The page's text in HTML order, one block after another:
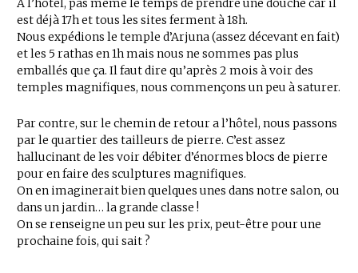
A l’hôtel, pas même le temps de prendre une douche car il
est déjà 17h et tous les sites ferment à 18h.
Nous expédions le temple d’Arjuna (assez décevant en fait)
et les 5 rathas en 1h mais nous ne sommes pas plus
emballés que ça. Il faut dire qu’après 2 mois à voir des
temples magnifiques, nous commençons un peu à saturer.
Par contre, sur le chemin de retour a l’hôtel, nous passons
par le quartier des tailleurs de pierre. C’est assez
hallucinant de les voir débiter d’énormes blocs de pierre
pour en faire des sculptures magnifiques.
On en imaginerait bien quelques unes dans notre salon, ou
dans un jardin… la grande classe !
On se renseigne un peu sur les prix, peut-être pour une
prochaine fois, qui sait ?